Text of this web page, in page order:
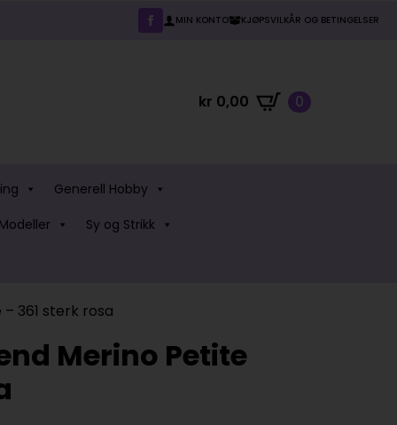
MIN KONTO KJØPSVILKÅR OG BETINGELSER
kr 0,00 0
Generell Hobby
Sy og Strikk
361 sterk rosa
Merino Petite